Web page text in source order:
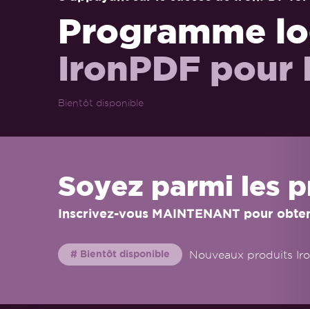
Programme
IronPDF pour
Bientôt disponible
Soyez parmi les
Inscrivez-vous MAINTENANT pour
# Bientôt disponible Nouveaux produits